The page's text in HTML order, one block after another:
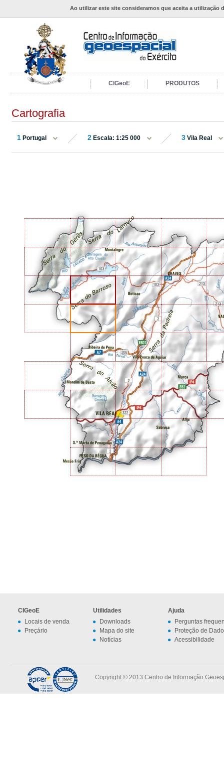
Ao utilizar este site consideramos que aceita a utilização
CIGeoE PRODUTOS
Cartografia
1 Portugal 2 Escala: 1:25 000 3 Vila Real
CIGeoE
Locais de venda
Preçário
Utilidades
Downloads
Mapa do site
Notícias
Ajuda
Perguntas
Proteção de
Acessibilidade
Copyright © 2013 Centro de Informação